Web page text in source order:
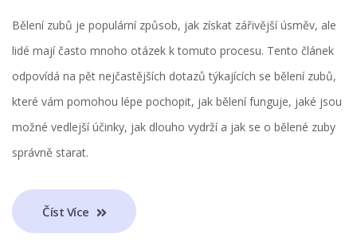
Bělení zubů je populární způsob, jak získat zářivější úsměv, ale
lidé mají často mnoho otázek k tomuto procesu. Tento článek
odpovídá na pět nejčastějších dotazů týkajících se bělení zubů,
které vám pomohou lépe pochopit, jak bělení funguje, jaké jsou
možné vedlejší účinky, jak dlouho vydrží a jak se o bělené zuby
správně starat.
Číst Více